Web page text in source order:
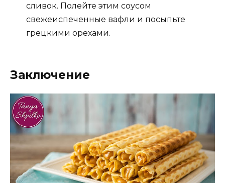
сливок. Полейте этим соусом
свежеиспеченные вафли и посыпьте
грецкими орехами.
Заключение